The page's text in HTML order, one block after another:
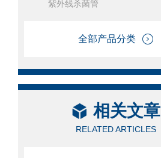
紫外线杀菌管
全部产品分类
相关文章
RELATED ARTICLES